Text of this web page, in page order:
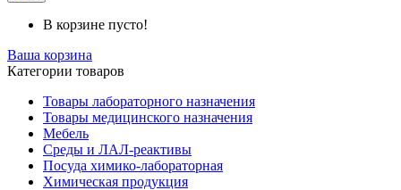
В корзине пусто!
Ваша корзина
Категории товаров
Товары лабораторного назначения
Товары медицинского назначения
Мебель
Среды и ЛАЛ-реактивы
Посуда химико-лабораторная
Химическая продукция